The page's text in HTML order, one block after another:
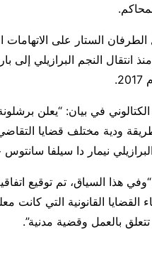
الستار على الاتهامات
انتقال النجم البرازيلي
في بيان: “يعلن
ودية مختلف قضايا
نيمار دا سيلفا سانتوس
“وفي هذا السياق، تم توقيع
القضايا القانونية التي كانت
بالعمل وقضية مدنية”.